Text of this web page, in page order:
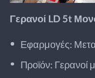
Γερανοί LD 5t
Εφαρμογές:
Προϊόν: